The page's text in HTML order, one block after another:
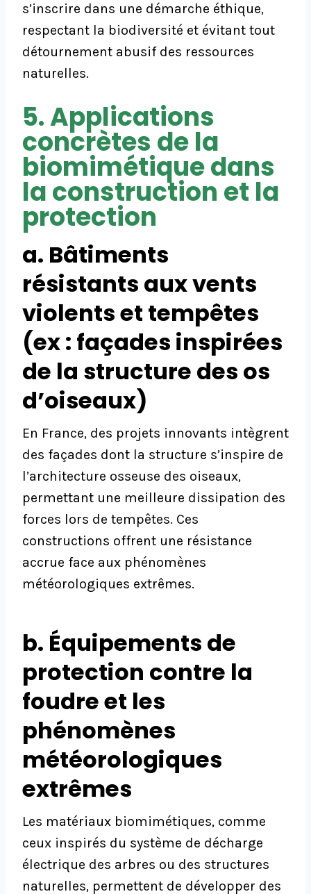
s’inscrire dans une démarche éthique,
respectant la biodiversité et évitant tout
détournement abusif des ressources
naturelles.
5. Applications
concrètes de la
biomimétique dans
la construction et la
protection
a. Bâtiments
résistants aux vents
violents et tempêtes
(ex : façades inspirées
de la structure des os
d’oiseaux)
En France, des projets innovants intègrent
des façades dont la structure s’inspire de
l’architecture osseuse des oiseaux,
permettant une meilleure dissipation des
forces lors de tempêtes. Ces
constructions offrent une résistance
accrue face aux phénomènes
météorologiques extrêmes.
b. Équipements de
protection contre la
foudre et les
phénomènes
météorologiques
extrêmes
Les matériaux biomimétiques, comme
ceux inspirés du système de décharge
électrique des arbres ou des structures
naturelles, permettent de développer des